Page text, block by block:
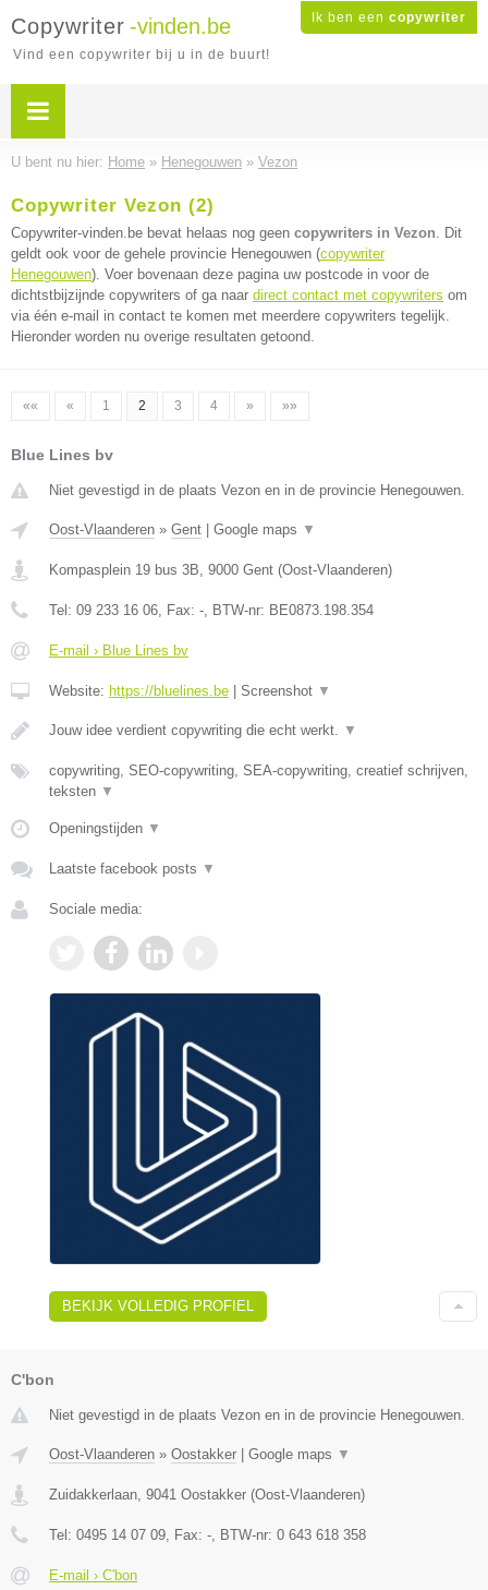
Ik ben een copywriter
Copywriter -vinden.be
Vind een copywriter bij u in de buurt!
U bent nu hier: Home » Henegouwen » Vezon
Copywriter Vezon (2)
Copywriter-vinden.be bevat helaas nog geen copywriters in Vezon. Dit
geldt ook voor de gehele provincie Henegouwen (copywriter
Henegouwen). Voer bovenaan deze pagina uw postcode in voor de
dichtstbijzijnde copywriters of ga naar direct contact met copywriters om
via één e-mail in contact te komen met meerdere copywriters tegelijk.
Hieronder worden nu overige resultaten getoond.
«« « 1 2 3 4 » »»
Blue Lines bv
Niet gevestigd in de plaats Vezon en in de provincie Henegouwen.
Oost-Vlaanderen » Gent Google maps ▼
Kompasplein 19 bus 3B, 9000 Gent (Oost-Vlaanderen)
Tel: 09 233 16 06, Fax: -, BTW-nr: BE0873.198.354
E-mail › Blue Lines bv
Website: https://bluelines.be Screenshot ▼
Jouw idee verdient copywriting die echt werkt. ▼
copywriting, SEO-copywriting, SEA-copywriting, creatief schrijven,
teksten ▼
Openingstijden ▼
Laatste facebook posts ▼
Sociale media:
BEKIJK VOLLEDIG PROFIEL
C'bon
Niet gevestigd in de plaats Vezon en in de provincie Henegouwen.
Oost-Vlaanderen » Oostakker Google maps ▼
Zuidakkerlaan, 9041 Oostakker (Oost-Vlaanderen)
Tel: 0495 14 07 09, Fax: -, BTW-nr: 0 643 618 358
E-mail › C'bon